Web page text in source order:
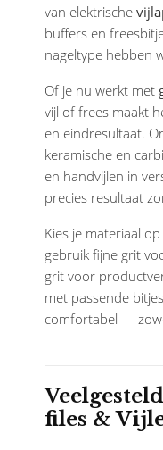
van elektrische
buffers en
nageltype hebben
Of je nu werkt met
vijl of frees maakt
en eindresultaat.
keramische en
en handvijlen in
precies resultaat
Kies je materiaal
gebruik fijne grit
grit voor
met passende
comfortabel —
files &